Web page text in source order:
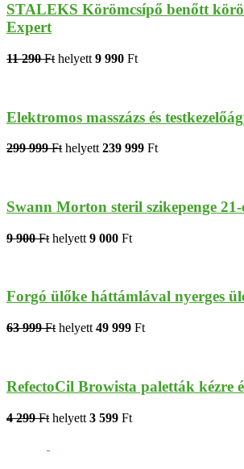
STALEKS Körömcsípő benőtt
Expert
11 290 Ft helyett 9 990 Ft
Elektromos masszázs és
299 999 Ft helyett 239 999 Ft
Swann Morton steril szikepenge 21-
9 900 Ft helyett 9 000 Ft
Forgó ülőke háttámlával nyerges
63 999 Ft helyett 49 999 Ft
RefectoCil Browista paletták kézre
4 299 Ft helyett 3 599 Ft